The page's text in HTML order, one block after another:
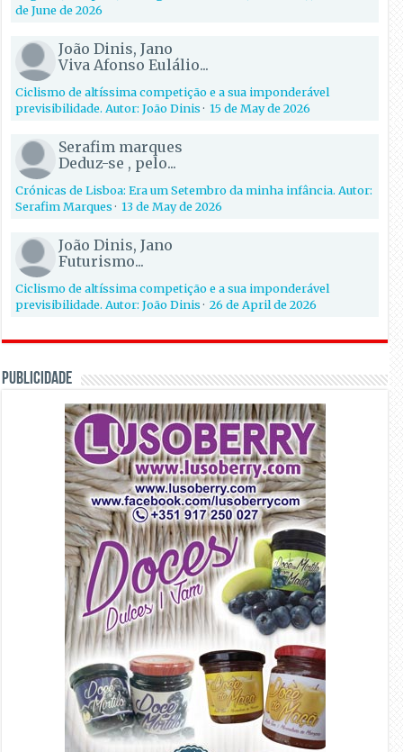
de June de 2026
João Dinis, Jano
Viva Afonso Eulálio...
Ciclismo de altíssima competição e a sua imponderável
previsibilidade. Autor: João Dinis·15 de May de 2026
Serafim marques
Deduz-se , pelo...
Crónicas de Lisboa: Era um Setembro da minha infância. Autor:
Serafim Marques·13 de May de 2026
João Dinis, Jano
Futurismo...
Ciclismo de altíssima competição e a sua imponderável
previsibilidade. Autor: João Dinis·26 de April de 2026
PUBLICIDADE